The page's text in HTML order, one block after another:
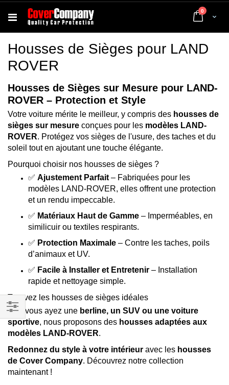
Cart
0 articles
Housses de Sièges pour LAND
ROVER
Housses de Sièges sur Mesure pour LAND-
ROVER – Protection et Style
Votre voiture mérite le meilleur, y compris des housses de
sièges sur mesure conçues pour les modèles LAND-
ROVER. Protégez vos sièges de l'usure, des taches et du
soleil tout en ajoutant une touche élégante.
Pourquoi choisir nos housses de sièges ?
✅ Ajustement Parfait – Fabriquées pour les
modèles LAND-ROVER, elles offrent une protection
et un rendu impeccable.
✅ Matériaux Haut de Gamme – Imperméables, en
similicuir ou textiles respirants.
✅ Protection Maximale – Contre les taches, poils
d’animaux et UV.
✅ Facile à Installer et Entretenir – Installation
rapide et nettoyage simple.
Trouvez les housses de sièges idéales
Que vous ayez une berline, un SUV ou une voiture
sportive, nous proposons des housses adaptées aux
modèles LAND-ROVER.
Redonnez du style à votre intérieur avec les housses
de Cover Company. Découvrez notre collection
maintenant !
Filtrer
par